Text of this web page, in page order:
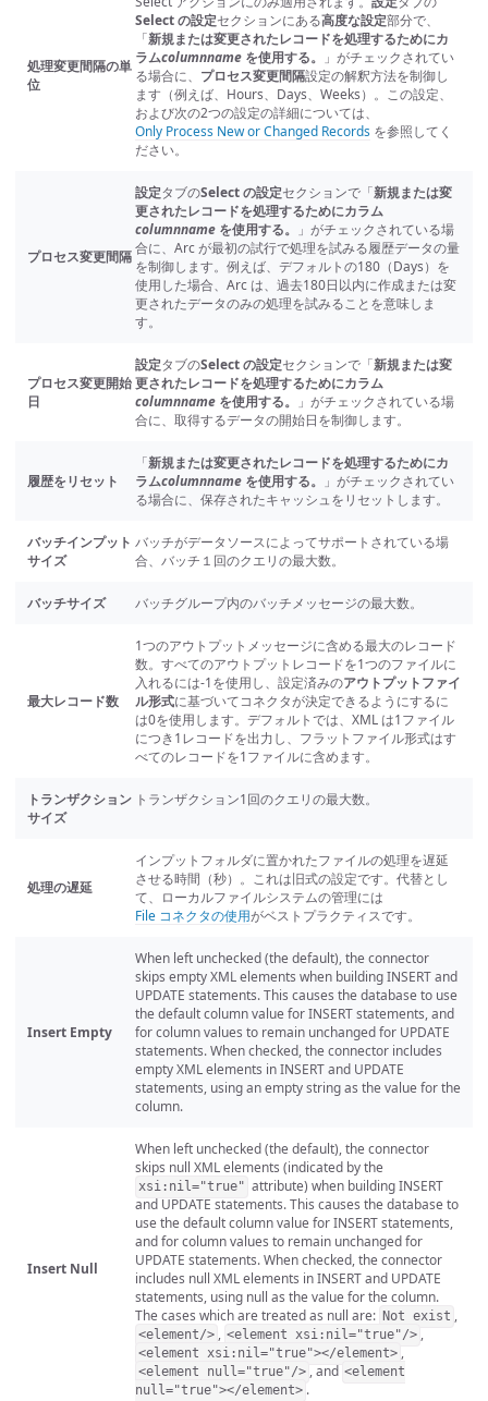
処理変更間隔の単
位
Select の設定セクションにある高度な設定部分で、
「新規または変更されたレコードを処理するためにカ
ラムcolumnname を使用する。 」がチェックされてい
る場合に、 プロセス変更間隔設定の解釈方法を制御し
ます（例えば、Hours、Days、Weeks）。この設定、
および次の2つの設定の詳細については、
Only Process New or Changed Records を参照してく
ださい。
プロセス変更間隔
設定タブのSelect の設定セクションで「新規または変
更されたレコードを処理するためにカラム
columnname を使用する。 」がチェックされている場
合に、Arc が最初の試行で処理を試みる履歴データの量
を制御します。例えば、デフォルトの180（Days）を
使用した場合、Arc は、過去180日以内に作成または変
更されたデータのみの処理を試みることを意味しま
す。
プロセス変更開始
日
設定タブのSelect の設定セクションで「新規または変
更されたレコードを処理するためにカラム
columnname を使用する。 」がチェックされている場
合に、取得するデータの開始日を制御します。
履歴をリセット
「新規または変更されたレコードを処理するためにカ
ラムcolumnname を使用する。 」がチェックされてい
る場合に、保存されたキャッシュをリセットします。
バッチインプット
サイズ
バッチがデータソースによってサポートされている場
合、バッチ１回のクエリの最大数。
バッチサイズ バッチグループ内のバッチメッセージの最大数。
最大レコード数
1つのアウトプットメッセージに含める最大のレコード
数。すべてのアウトプットレコードを1つのファイルに
入れるには-1を使用し、設定済みのアウトプットファイ
ル形式に基づいてコネクタが決定できるようにするに
は0を使用します。デフォルトでは、XML は1ファイル
につき1レコードを出力し、フラットファイル形式はす
べてのレコードを1ファイルに含めます。
トランザクション
サイズ
トランザクション1回のクエリの最大数。
処理の遅延
インプットフォルダに置かれたファイルの処理を遅延
させる時間（秒）。これは旧式の設定です。代替とし
て、ローカルファイルシステムの管理には
File コネクタの使用がベストプラクティスです。
Insert Empty
When left unchecked (the default), the connector
skips empty XML elements when building INSERT and
UPDATE statements. This causes the database to use
the default column value for INSERT statements, and
for column values to remain unchanged for UPDATE
statements. When checked, the connector includes
empty XML elements in INSERT and UPDATE
statements, using an empty string as the value for the
column.
Insert Null
When left unchecked (the default), the connector
skips null XML elements (indicated by the
xsi:nil="true" attribute) when building INSERT
and UPDATE statements. This causes the database to
use the default column value for INSERT statements,
and for column values to remain unchanged for
UPDATE statements. When checked, the connector
includes null XML elements in INSERT and UPDATE
statements, using null as the value for the column.
The cases which are treated as null are: Not exist ,
<element/> , <element xsi:nil="true"/> ,
<element xsi:nil="true"></element> ,
<element null="true"/> , and <element
null="true"></element> .